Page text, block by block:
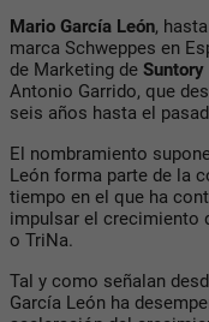
Mario García León,
marca Schweppes en
de Marketing de Suntory
Antonio Garrido, que
seis años hasta el
El nombramiento
León forma parte de la
tiempo en el que ha
impulsar el crecimiento
o TriNa.
Tal y como señalan
García León ha